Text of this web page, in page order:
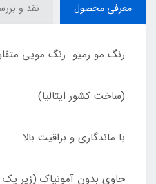
معرفی محصول نقد و
رنگ مو رمیو رنگ مویی
(ساخت کشور ایتالیا)
با ماندگاری و براقیت بالا
حاوی بدون آمونیاک (زیر یک